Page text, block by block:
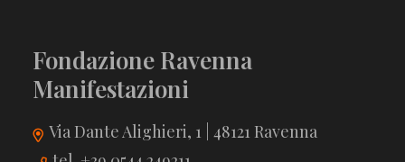
Fondazione Ravenna
Manifestazioni
Via Dante Alighieri, 1 | 48121 Ravenna